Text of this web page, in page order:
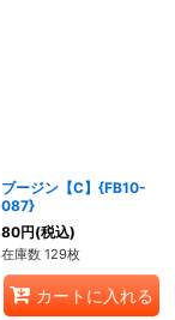
ブージン【C】{FB10-
087}
80円(税込)
在庫数 129枚
カートに入れる